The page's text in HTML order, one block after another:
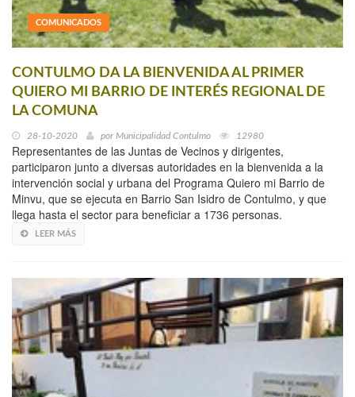
COMUNICADOS
CONTULMO DA LA BIENVENIDA AL PRIMER
QUIERO MI BARRIO DE INTERÉS REGIONAL DE
LA COMUNA
28-10-2020 por Municipalidad Contulmo 12980
Representantes de las Juntas de Vecinos y dirigentes,
participaron junto a diversas autoridades en la bienvenida a la
intervención social y urbana del Programa Quiero mi Barrio de
Minvu, que se ejecuta en Barrio San Isidro de Contulmo, y que
llega hasta el sector para beneficiar a 1736 personas.
LEER MÁS